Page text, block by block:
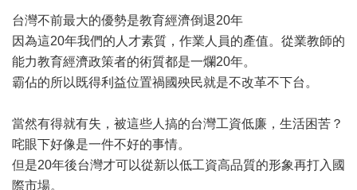
台灣不前最大的優勢是教育經濟倒退20年
因為這20年我們的人才素質，作業人員的產值。從業教師的
能力教育經濟政策者的術質都是一爛20年。
霸佔的所以既得利益位置禍國殃民就是不改革不下台。
當然有得就有失，被這些人搞的台灣工資低廉，生活困苦？
咤眼下好像是一件不好的事情。
但是20年後台灣才可以從新以低工資高品質的形象再打入國
際市場。